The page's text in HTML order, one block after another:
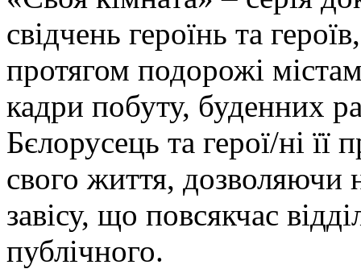
свідчень героїнь та
протягом подорожі
кадри побуту, буденних
Бєлорусець та герої/ні її
свого життя, дозволяючи
завісу, що повсякчас
публічного.